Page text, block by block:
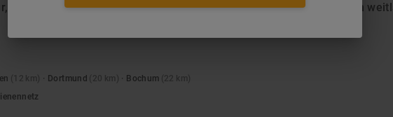
während kompakte Anhängerkrane häufig bei Wartungsarbeiten an
12 · Dortmund · Bochum